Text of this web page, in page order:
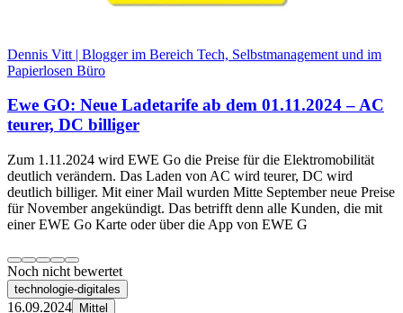
Dennis Vitt | Blogger im Bereich Tech, Selbstmanagement und im
Papierlosen Büro
Ewe GO: Neue Ladetarife ab dem 01.11.2024 – AC
teurer, DC billiger
Zum 1.11.2024 wird EWE Go die Preise für die Elektromobilität
deutlich verändern. Das Laden von AC wird teurer, DC wird
deutlich billiger. Mit einer Mail wurden Mitte September neue Preise
für November angekündigt. Das betrifft denn alle Kunden, die mit
einer EWE Go Karte oder über die App von EWE G
Noch nicht bewertet
technologie-digitales
16.09.2024 Mittel